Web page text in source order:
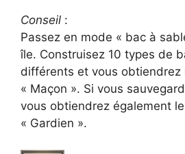
Conseil :
Passez en mode « bac à
île. Construisez 10 types de
différents et vous obtiendrez
« Maçon ». Si vous
vous obtiendrez également
« Gardien ».